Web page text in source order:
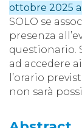
ottobre 2025
SOLO se
presenza
questionario.
ad accedere
l’orario
non sarà